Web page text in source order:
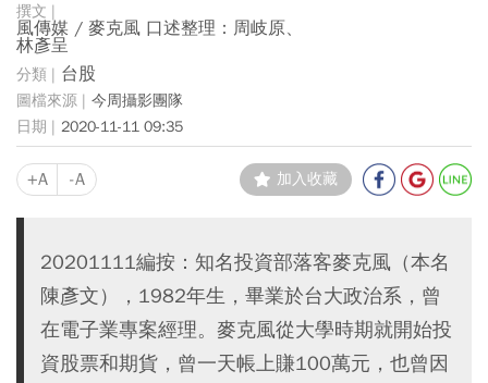
風傳媒 / 麥克風 口述整理：周岐原、
林彥呈
台股
今周攝影團隊
2020-11-11 09:35
+A -A 加入收藏
20201111編按：知名投資部落客麥克風（本名
陳彥文），1982年生，畢業於台大政治系，曾
在電子業專案經理。麥克風從大學時期就開始投
資股票和期貨，曾一天帳上賺100萬元，也曾因